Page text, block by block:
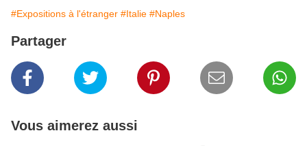
#Expositions à l'étranger #Italie #Naples
Partager
Vous aimerez aussi